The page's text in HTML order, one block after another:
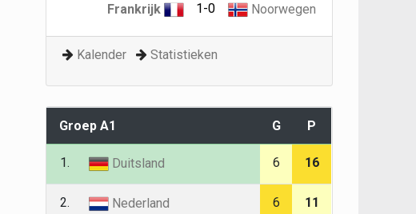
Frankrijk
1-0 Noorwegen
Kalender Statistieken
Groep A1 G P
1. Duitsland 6 16
2. Nederland 6 11